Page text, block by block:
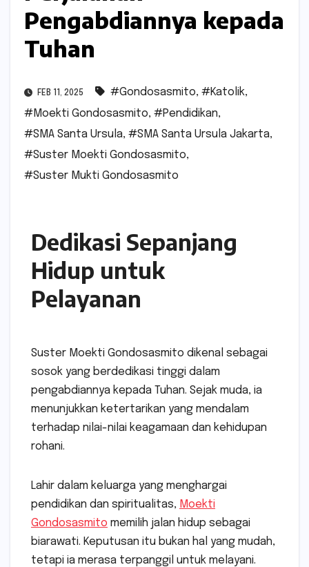
Pengabdiannya kepada
Tuhan
FEB 11, 2025 #Gondosasmito, #Katolik,
#Moekti Gondosasmito, #Pendidikan,
#SMA Santa Ursula, #SMA Santa Ursula Jakarta,
#Suster Moekti Gondosasmito,
#Suster Mukti Gondosasmito
Dedikasi Sepanjang
Hidup untuk
Pelayanan
Suster Moekti Gondosasmito dikenal sebagai
sosok yang berdedikasi tinggi dalam
pengabdiannya kepada Tuhan. Sejak muda, ia
menunjukkan ketertarikan yang mendalam
terhadap nilai-nilai keagamaan dan kehidupan
rohani.
Lahir dalam keluarga yang menghargai
pendidikan dan spiritualitas, Moekti
Gondosasmito memilih jalan hidup sebagai
biarawati. Keputusan itu bukan hal yang mudah,
tetapi ia merasa terpanggil untuk melayani.